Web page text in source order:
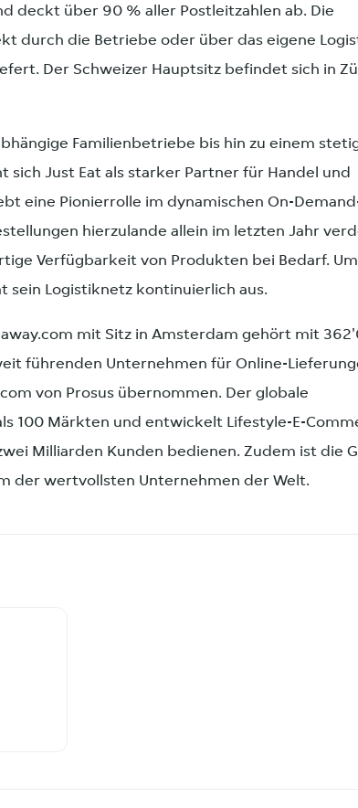
deckt über 90 % aller Postleitzahlen ab. Die
durch die Betriebe oder über das eigene
Der Schweizer Hauptsitz befindet sich in
Familienbetriebe bis hin zu einem
Just Eat als starker Partner für Handel und
eine Pionierrolle im dynamischen On-
hierzulande allein im letzten Jahr
Verfügbarkeit von Produkten bei Bedarf.
sein Logistiknetz kontinuierlich aus.
mit Sitz in Amsterdam gehört mit
führenden Unternehmen für Online-
von Prosus übernommen. Der globale
100 Märkten und entwickelt Lifestyle-E-
Milliarden Kunden bedienen. Zudem ist die
der wertvollsten Unternehmen der Welt.